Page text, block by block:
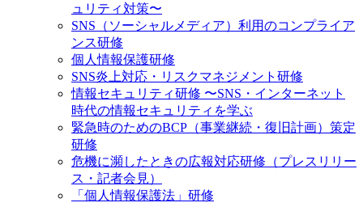
ュリティ対策〜
SNS（ソーシャルメディア）利用のコンプライア
ンス研修
個人情報保護研修
SNS炎上対応・リスクマネジメント研修
情報セキュリティ研修 〜SNS・インターネット
時代の情報セキュリティを学ぶ
緊急時のためのBCP（事業継続・復旧計画）策定
研修
危機に瀕したときの広報対応研修（プレスリリー
ス・記者会見）
「個人情報保護法」研修